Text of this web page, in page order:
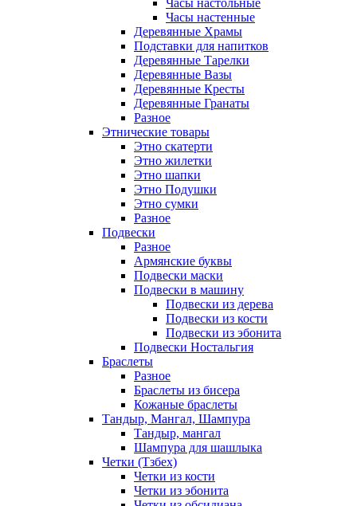
Часы настольные
Часы настенные
Деревянные Храмы
Подставки для напитков
Деревянные Тарелки
Деревянные Вазы
Деревянные Кресты
Деревянные Гранаты
Разное
Этнические товары
Этно скатерти
Этно жилетки
Этно шапки
Этно Подушки
Этно сумки
Разное
Подвески
Разное
Армянские буквы
Подвески маски
Подвески в машину
Подвески из дерева
Подвески из кости
Подвески из эбонита
Подвески Ностальгия
Браслеты
Разное
Браслеты из бисера
Кожаные браслеты
Тандыр, Мангал, Шампура
Тандыр, мангал
Шампура для шашлыка
Четки (Тзбех)
Четки из кости
Четки из эбонита